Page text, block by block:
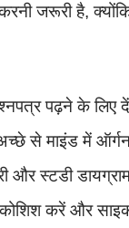
जरूरी है, क्योंकि
पढ़ने के लिए
से माइंड में
और स्टडी
करें और